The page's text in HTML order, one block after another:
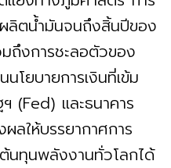
ผลิตนํ้ามันจนถึงสิ้นปีของ
มถึงการชะลอตัวของ
โยบายการเงินที่เข้ม
(Fed) และธนาคาร
ลให้บรรยากาศการ
นทุนพลังงานทั่วโลกได้